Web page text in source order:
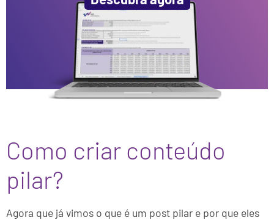
Como criar conteúdo
pilar?
Agora que já vimos o que é um post pilar e por que eles